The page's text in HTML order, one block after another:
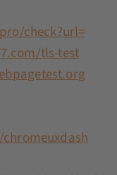
check?url=
tls-test